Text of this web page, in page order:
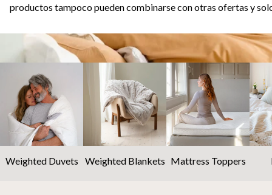
productos tampoco pueden combinarse con otras ofertas y
Weighted Duvets Weighted Blankets Mattress Toppers